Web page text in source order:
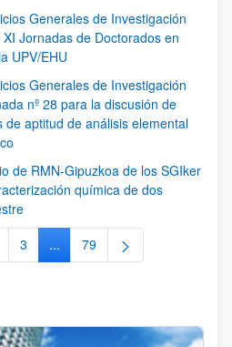
Generales de Investigación
Jornadas de Doctorados en
UPV/EHU
Generales de Investigación
nº 28 para la discusión de
de aptitud de análisis elemental
de RMN-Gipuzkoa de los SGIker
química de dos
Página
3 ...Páginas intermedias Use TAB
Página
79